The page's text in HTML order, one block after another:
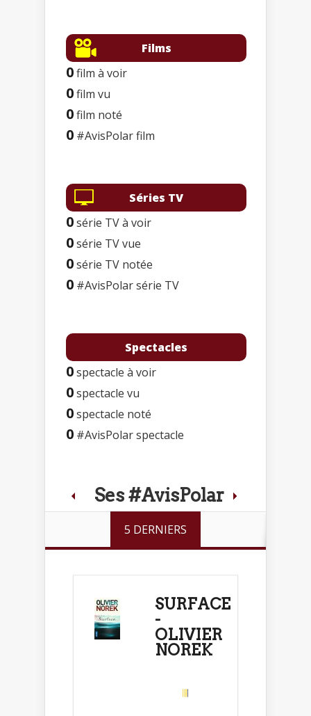
Films
0film à voir
0film vu
0film noté
0 #AvisPolar film
Séries TV
0série TV à voir
0série TV vue
0série TV notée
0 #AvisPolar série TV
Spectacles
0spectacle à voir
0spectacle vu
0spectacle noté
0 #AvisPolar spectacle
Ses #AvisPolar
5 DERNIERS
SURFACE
-
OLIVIER
NOREK